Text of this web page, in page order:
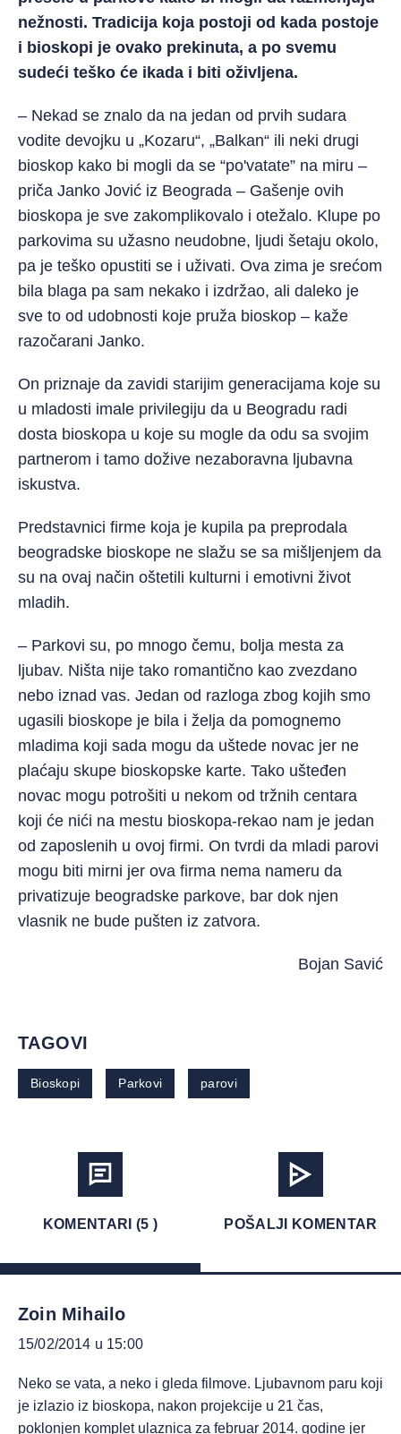
nežnosti. Tradicija koja postoji od kada postoje
i bioskopi je ovako prekinuta, a po svemu
sudeći teško će ikada i biti oživljena.
– Nekad se znalo da na jedan od prvih sudara
vodite devojku u „Kozaru“, „Balkan“ ili neki drugi
bioskop kako bi mogli da se “po'vatate” na miru –
priča Janko Jović iz Beograda – Gašenje ovih
bioskopa je sve zakomplikovalo i otežalo. Klupe po
parkovima su užasno neudobne, ljudi šetaju okolo,
pa je teško opustiti se i uživati. Ova zima je srećom
bila blaga pa sam nekako i izdržao, ali daleko je
sve to od udobnosti koje pruža bioskop – kaže
razočarani Janko.
On priznaje da zavidi starijim generacijama koje su
u mladosti imale privilegiju da u Beogradu radi
dosta bioskopa u koje su mogle da odu sa svojim
partnerom i tamo dožive nezaboravna ljubavna
iskustva.
Predstavnici firme koja je kupila pa preprodala
beogradske bioskope ne slažu se sa mišljenjem da
su na ovaj način oštetili kulturni i emotivni život
mladih.
– Parkovi su, po mnogo čemu, bolja mesta za
ljubav. Ništa nije tako romantično kao zvezdano
nebo iznad vas. Jedan od razloga zbog kojih smo
ugasili bioskope je bila i želja da pomognemo
mladima koji sada mogu da uštede novac jer ne
plaćaju skupe bioskopske karte. Tako ušteđen
novac mogu potrošiti u nekom od tržnih centara
koji će nići na mestu bioskopa-rekao nam je jedan
od zaposlenih u ovoj firmi. On tvrdi da mladi parovi
mogu biti mirni jer ova firma nema nameru da
privatizuje beogradske parkove, bar dok njen
vlasnik ne bude pušten iz zatvora.
Bojan Savić
TAGOVI
Bioskopi Parkovi parovi
KOMENTARI (5 ) POŠALJI KOMENTAR
Zoin Mihailo
15/02/2014 u 15:00
Neko se vata, a neko i gleda filmove. Ljubavnom paru koji
je izlazio iz bioskopa, nakon projekcije u 21 čas,
poklonjen komplet ulaznica za februar 2014. godine jer